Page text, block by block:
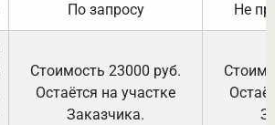
По запросу Не
Стоимость 23000 руб.
Остаётся на участке
Заказчика.